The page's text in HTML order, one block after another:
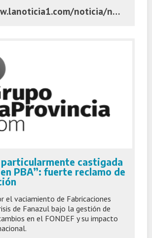
https://www.lanoticia1.com/noticia/nacion-acordo-con-todas-las-provincias-el-piso-de-190-dias-de-clases-en-2026
particularmente castigada
PBA”: fuerte reclamo de
el vaciamiento de Fabricaciones
de Fanazul bajo la gestión de
en el FONDEF y su impacto